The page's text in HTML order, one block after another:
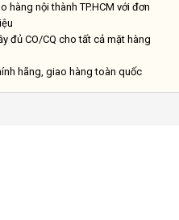
hàng nội thành TP.HCM với đơn
đủ CO/CQ cho tất cả mặt hàng
hãng, giao hàng toàn quốc